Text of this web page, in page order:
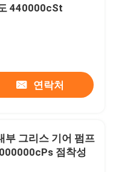
440000cSt
연락처
부 그리스 기어 펌프
점착성